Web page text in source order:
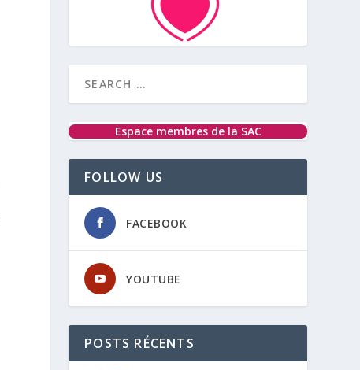
Espace membres de la SAC
FOLLOW US
FACEBOOK
YOUTUBE
POSTS RÉCENTS